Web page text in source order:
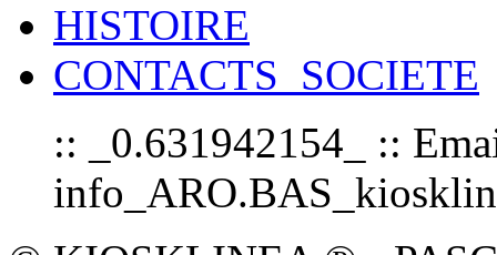
HISTOIRE
CONTACTS_SOCIETE
:: _0.631942154_ ::